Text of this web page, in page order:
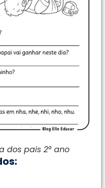
dos pais 2° ano